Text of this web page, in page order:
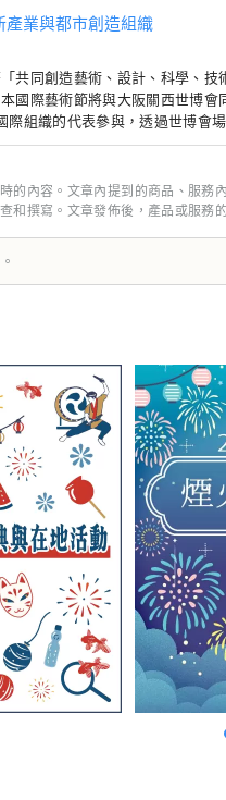
產業與都市創造組織
共同創造藝術、設計、科學、
國際藝術節將與大阪關西世博
際組織的代表參與，透過世博會
、經濟社會之間的良性循環，
夢島新產業都市創造機構（株式會社）/秘書處：健康都市設
4-5，郵編：530-0001 信
的內容。文章內提到的商品、服
和撰寫。文章發佈後，產品或服務